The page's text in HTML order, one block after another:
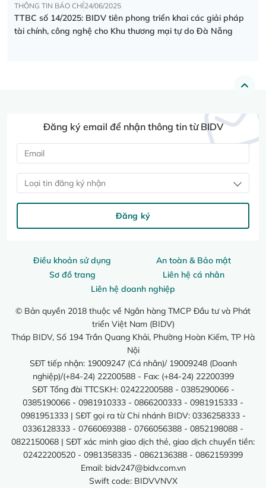
THÔNG TIN BÁO CHÍ24/06/2025
TTBC số 14/2025: BIDV tiên phong triển khai các giải pháp
tài chính, công nghệ cho Khu thương mại tự do Đà Nẵng
Điều khoản sử dụng
An toàn & Bảo mật
Sơ đồ trang
Liên hệ cá nhân
Liên hệ doanh nghiệp
© Bản quyền 2018 thuộc về Ngân hàng TMCP Đầu tư và Phát
triển Việt Nam (BIDV)
Tháp BIDV, Số 194 Trần Quang Khải, Phường Hoàn Kiếm, TP Hà
Nội
SĐT tiếp nhận: 19009247 (Cá nhân)/ 19009248 (Doanh
nghiệp)/(+84-24) 22200588 - Fax: (+84-24) 22200399
SĐT Tổng đài TTCSKH: 02422200588 - 0385290066 -
0385190066 - 0981910333 - 0866200333 - 0981915333 -
0981951333 | SĐT gọi ra từ Chi nhánh BIDV: 0336258333 -
0336128333 - 0766069388 - 0766056388 - 0852198088 -
0822150068 | SĐT xác minh giao dịch thẻ, giao dịch chuyển tiền:
02422200520 - 0981358335 - 0862136388 - 0862159399
Email: bidv247@bidv.com.vn
Swift code: BIDVVNVX
Đăng ký email để nhận thông tin từ BIDV
Loại tin đăng ký nhận
Đăng ký